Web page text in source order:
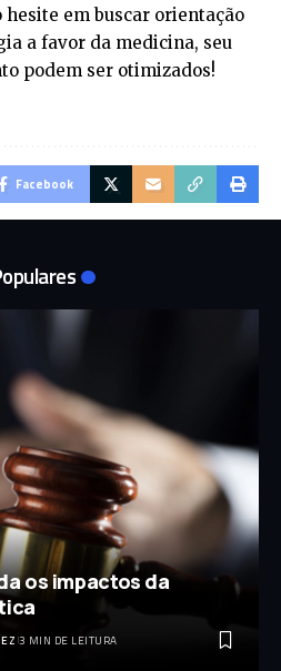
em buscar orientação
a favor da medicina, seu
podem ser otimizados!
Facebook
os impactos da
3 MIN DE LEITURA